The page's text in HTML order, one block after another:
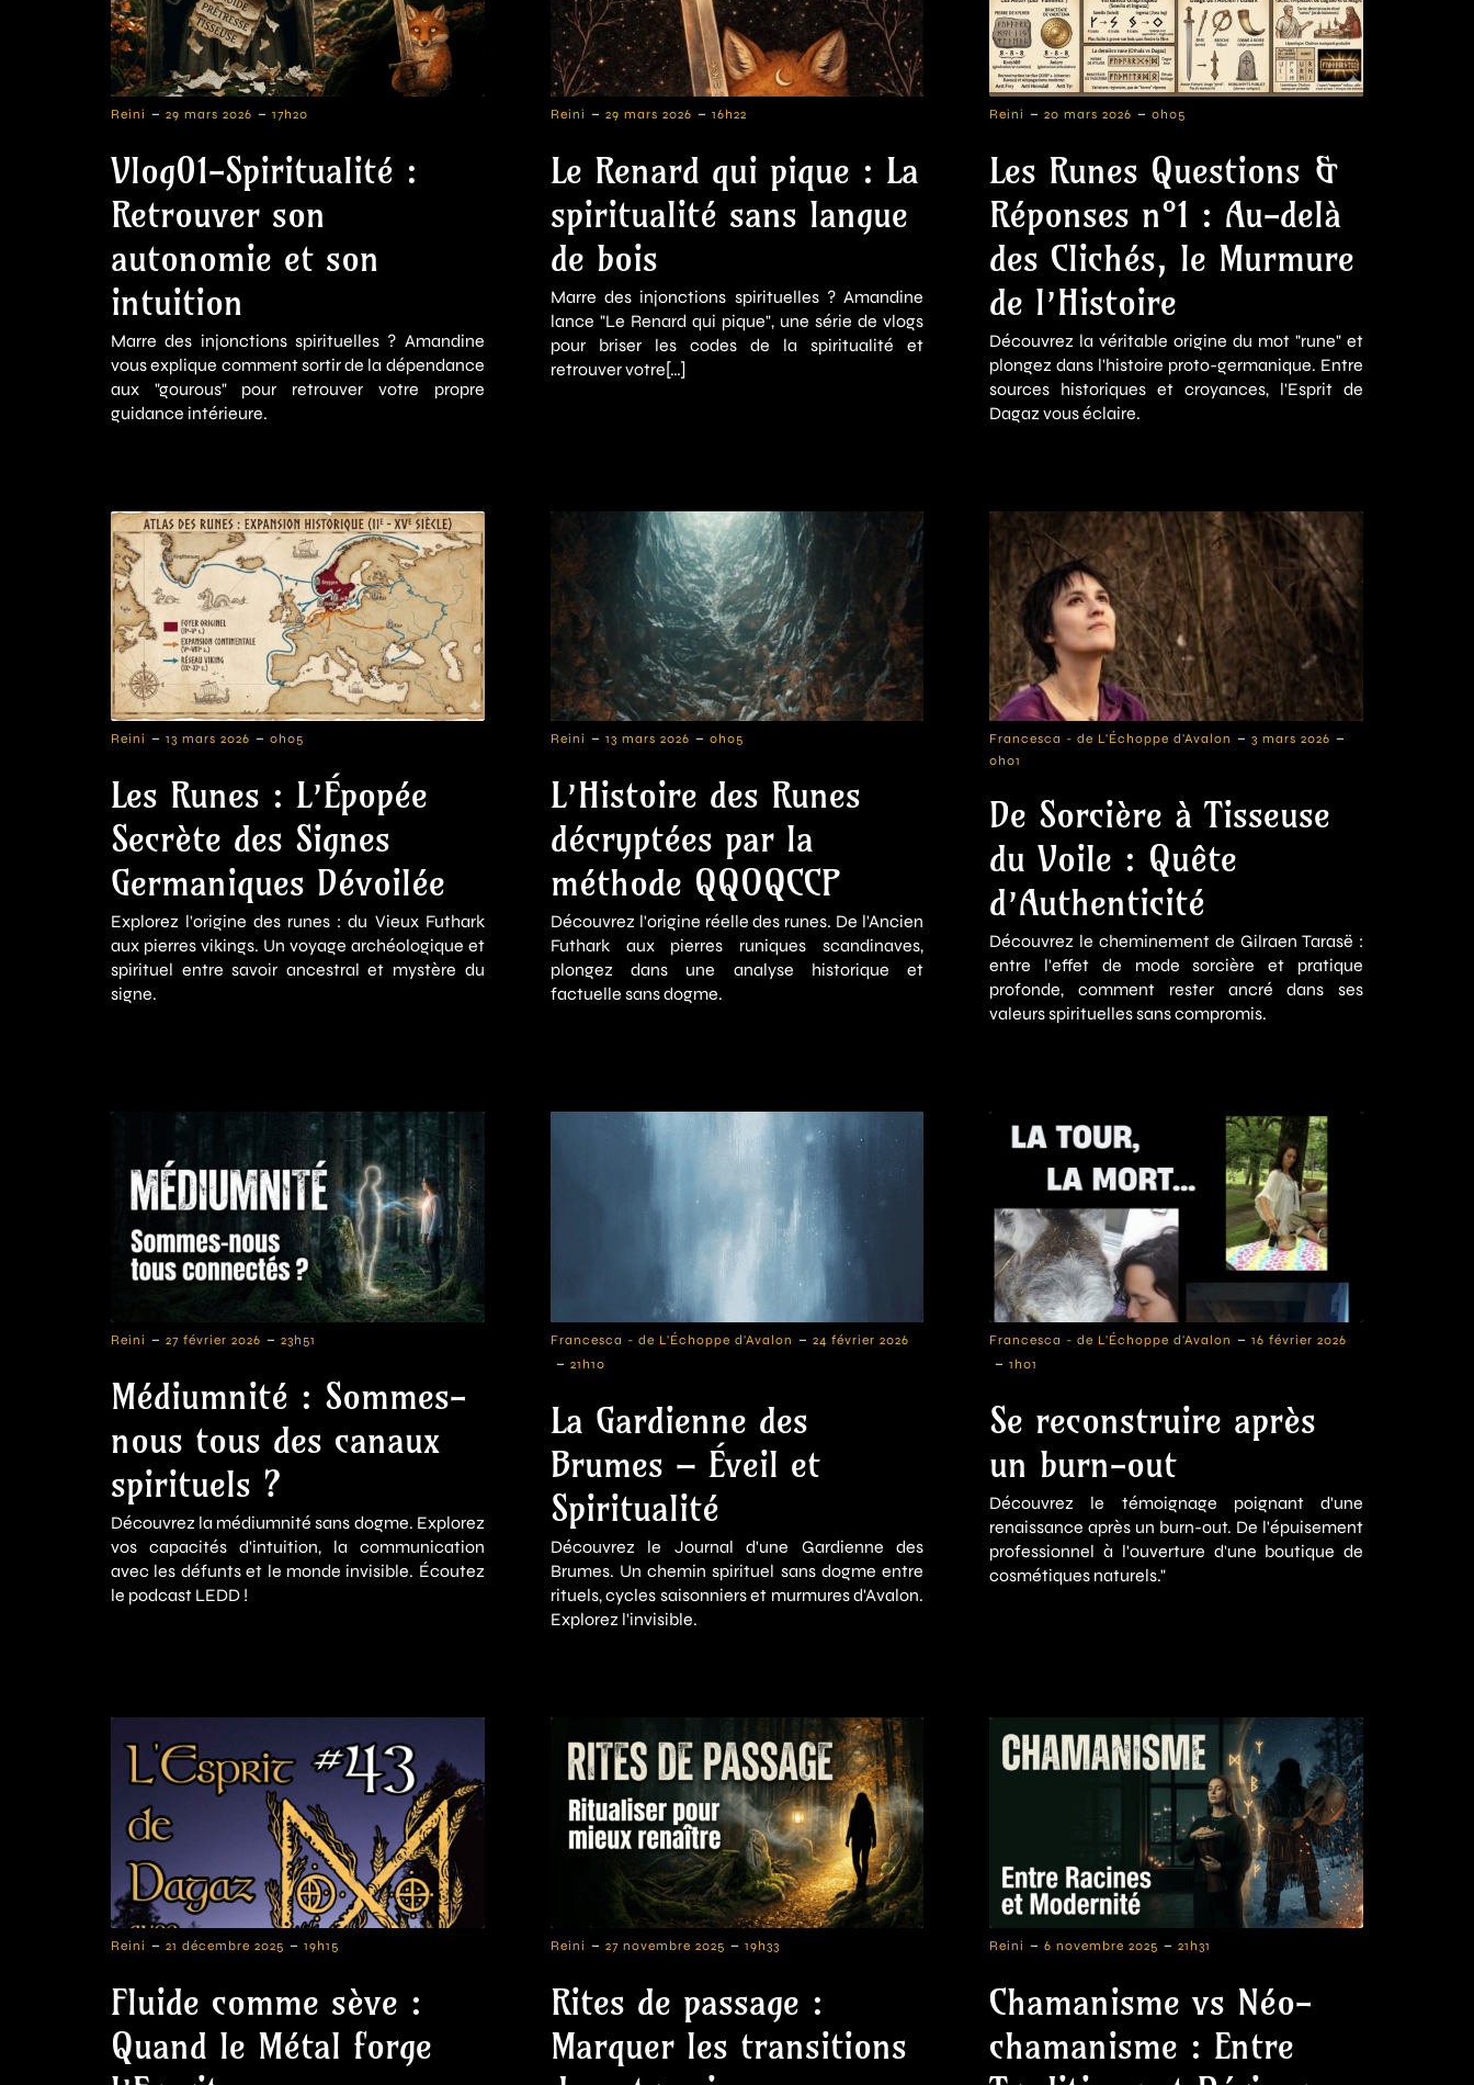
Reini - 29 mars 2026 - 17h20
Vlog01-Spiritualité :
Retrouver son
autonomie et son
intuition
Marre des injonctions spirituelles ? Amandine
vous explique comment sortir de la dépendance
aux "gourous" pour retrouver votre propre
guidance intérieure.
Reini - 29 mars 2026 - 16h22
Le Renard qui pique : La
spiritualité sans langue
de bois
Marre des injonctions spirituelles ? Amandine
lance "Le Renard qui pique", une série de vlogs
pour briser les codes de la spiritualité et
retrouver votre[…]
Reini - 20 mars 2026 - 0h05
Les Runes Questions &
Réponses n°1 : Au-delà
des Clichés, le Murmure
de l’Histoire
Découvrez la véritable origine du mot "rune" et
plongez dans l'histoire proto-germanique. Entre
sources historiques et croyances, l'Esprit de
Dagaz vous éclaire.
Reini - 13 mars 2026 - 0h05
Les Runes : L’Épopée
Secrète des Signes
Germaniques Dévoilée
Explorez l'origine des runes : du Vieux Futhark
aux pierres vikings. Un voyage archéologique et
spirituel entre savoir ancestral et mystère du
signe.
Reini - 13 mars 2026 - 0h05
L’Histoire des Runes
décryptées par la
méthode QQOQCCP
Découvrez l'origine réelle des runes. De l'Ancien
Futhark aux pierres runiques scandinaves,
plongez dans une analyse historique et
factuelle sans dogme.
Francesca - de L'Échoppe d'Avalon - 3 mars 2026 -
0h01
De Sorcière à Tisseuse
du Voile : Quête
d’Authenticité
Découvrez le cheminement de Gilraen Tarasë :
entre l'effet de mode sorcière et pratique
profonde, comment rester ancré dans ses
valeurs spirituelles sans compromis.
Reini - 27 février 2026 - 23h51
Médiumnité : Sommes-
nous tous des canaux
spirituels ?
Découvrez la médiumnité sans dogme. Explorez
vos capacités d'intuition, la communication
avec les défunts et le monde invisible. Écoutez
le podcast LEDD !
Francesca - de L'Échoppe d'Avalon - 24 février 2026
- 21h10
La Gardienne des
Brumes – Éveil et
Spiritualité
Découvrez le Journal d'une Gardienne des
Brumes. Un chemin spirituel sans dogme entre
rituels, cycles saisonniers et murmures d'Avalon.
Explorez l'invisible.
Francesca - de L'Échoppe d'Avalon - 16 février 2026
- 1h01
Se reconstruire après
un burn-out
Découvrez le témoignage poignant d'une
renaissance après un burn-out. De l'épuisement
professionnel à l'ouverture d'une boutique de
cosmétiques naturels."
Reini - 21 décembre 2025 - 19h15
Fluide comme sève :
Quand le Métal forge
Reini - 27 novembre 2025 - 19h33
Rites de passage :
Marquer les transitions
Reini - 6 novembre 2025 - 21h31
Chamanisme vs Néo-
chamanisme : Entre